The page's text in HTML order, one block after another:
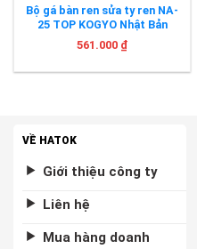
Bộ gá bàn ren sửa ty ren NA-
25 TOP KOGYO Nhật Bản
561.000 ₫
VỀ HATOK
Giới thiệu công ty
Liên hệ
Mua hàng doanh